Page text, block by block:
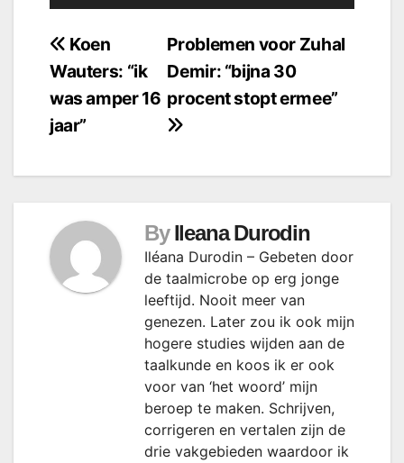
Bericht
navigatie
Problemen voor Zuhal
Demir: “bijna 30
procent stopt ermee”
Koen
Wauters: “ik
was amper 16
jaar”
By Ileana Durodin
Iléana Durodin – Gebeten door
de taalmicrobe op erg jonge
leeftijd. Nooit meer van
genezen. Later zou ik ook mijn
hogere studies wijden aan de
taalkunde en koos ik er ook
voor van ‘het woord’ mijn
beroep te maken. Schrijven,
corrigeren en vertalen zijn de
drie vakgebieden waardoor ik